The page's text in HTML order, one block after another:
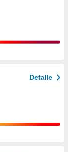
Detalle